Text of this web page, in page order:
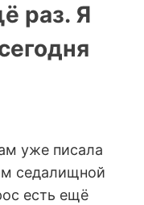
раз. Я
уже писала
седалищной
есть ещё